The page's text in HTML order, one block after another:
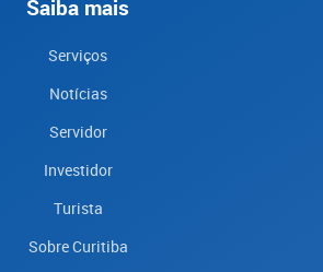
Saiba mais
Serviços
Notícias
Servidor
Investidor
Turista
Sobre Curitiba